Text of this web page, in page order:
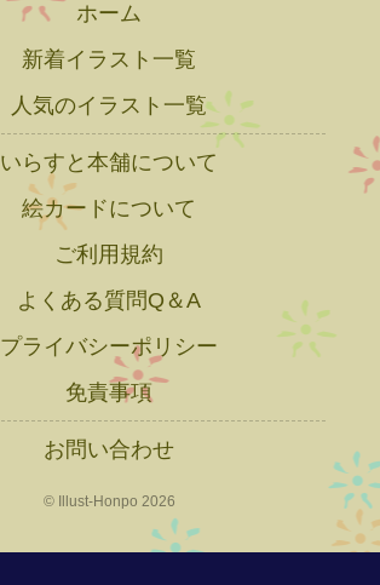
ホーム
新着イラスト一覧
人気のイラスト一覧
いらすと本舗について
絵カードについて
ご利用規約
よくある質問Q＆A
プライバシーポリシー
免責事項
お問い合わせ
© Illust-Honpo 2026